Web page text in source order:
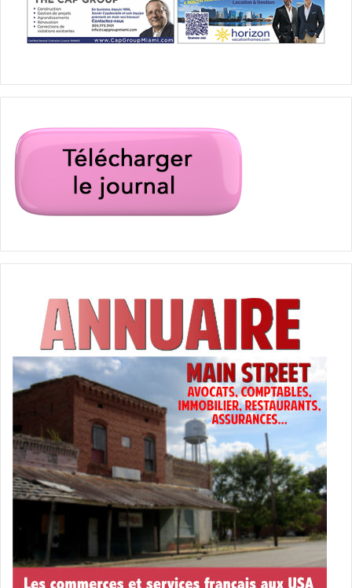
avocat carte verte droit
Floride francis boyer Green Card
Imigration immobilier implantation
kacksonville lois Miami
Orlando